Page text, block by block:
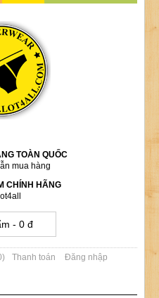
TOÀN QUỐC
mua hàng
CHÍNH HÃNG
- 0 đ
Thanh toán Đăng nhập